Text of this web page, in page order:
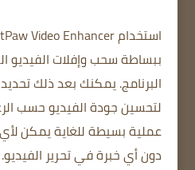
ببساطة سحب وإفلات الفيديو
البرنامج. يمكنك بعد ذلك
لتحسين جودة الفيديو حسب
عملية بسيطة للغاية يمكن
دون أي خبرة في تحرير الفيديو.